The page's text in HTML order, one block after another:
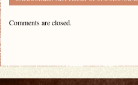
Comments are closed.